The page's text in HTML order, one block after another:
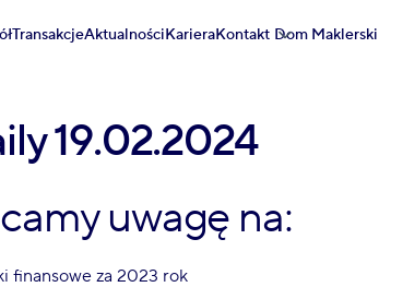
TransakcjeAktualnościKarieraKontakt Dom Maklerski
19.02.2024
uwagę na:
finansowe za 2023 rok